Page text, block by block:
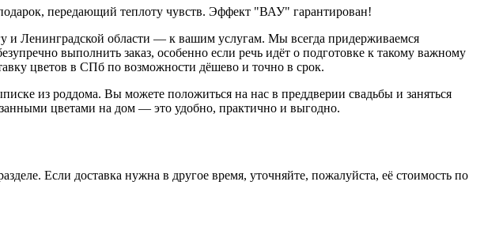
передающий теплоту чувств. Эффект "ВАУ" гарантирован!
и Ленинградской области — к вашим услугам. Мы всегда придерживаемся
выполнить заказ, особенно если речь идёт о подготовке к такому важному
цветов в СПб по возможности дёшево и точно в срок.
из роддома. Вы можете положиться на нас в преддверии свадьбы и заняться
цветами на дом — это удобно, практично и выгодно.
Если доставка нужна в другое время, уточняйте, пожалуйста, её стоимость по